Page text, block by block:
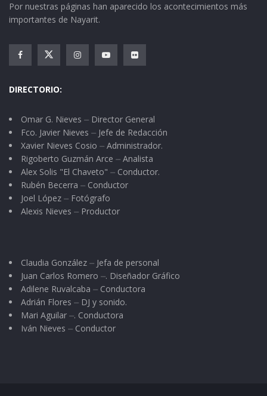
Por nuestras páginas han aparecido los acontecimientos más
importantes de Nayarit.
DIRECTORIO:
Omar G. Nieves ⏤ Director General
Fco. Javier Nieves ⏤ Jefe de Redacción
Xavier Nieves Cosio ⏤ Administrador.
Rigoberto Guzmán Arce ⏤ Analista
Alex Solis "El Chaveto" ⏤ Conductor.
Rubén Becerra ⏤ Conductor
Joel López ⏤ Fotógrafo
Alexis Nieves ⏤ Productor
Claudia González ⏤ Jefa de personal
Juan Carlos Romero ⏤. Diseñador Gráfico
Adilene Ruvalcaba ⏤ Conductora
Adrián Flores ⏤ DJ y sonido.
Mari Aguilar ⏤. Conductora
Iván Nieves ⏤ Conductor